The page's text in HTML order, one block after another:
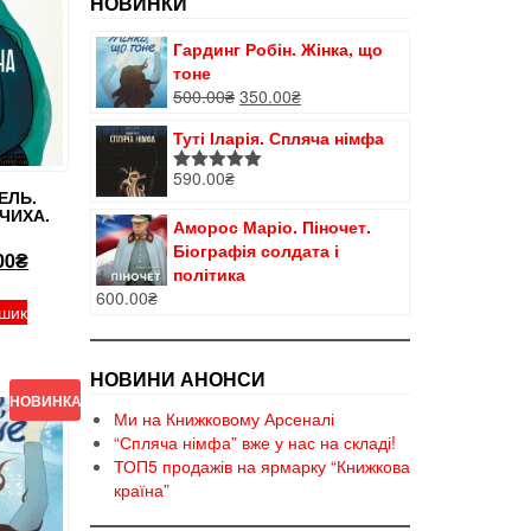
₴Поточна
180.00₴.
НОВИНКА!
Гардинг Робін. Жінка, що
тоне
500.00₴ Оригінальна
500.00₴.
350.00₴Поточна
350.00₴.
Туті Іларія. Спляча німфа
Оцінено в
590.00₴
Аморос Маріо. Піночет.
Біографія солдата і
політика
600.00₴
НОВИНИ АНОНСИ
Ми на Книжковому Арсеналі
“Спляча німфа” вже у нас на складі!
ТОП5 продажів на ярмарку “Книжкова
країна”